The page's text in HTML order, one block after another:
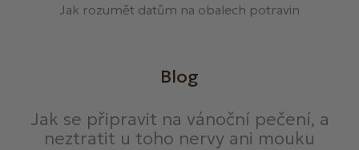
Jak rozumět datům na obalech potravin
Blog
Jak se připravit na vánoční pečení, a
neztratit u toho nervy ani mouku